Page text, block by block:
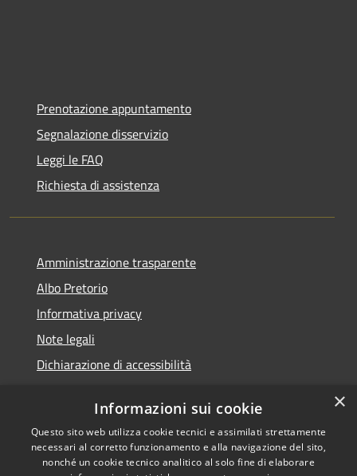
Prenotazione appuntamento
Segnalazione disservizio
Leggi le FAQ
Richiesta di assistenza
Amministrazione trasparente
Albo Pretorio
Informativa privacy
Note legali
Dichiarazione di accessibilità
RSS
Accessibilità
Copyright © 2026 • Comune di
Veduggio con Colzano •
×
Informazioni sui cookie
Questo sito web utilizza cookie tecnici e assimilati strettamente
necessari al corretto funzionamento e alla navigazione del sito,
nonché un cookie tecnico analitico al solo fine di elaborare